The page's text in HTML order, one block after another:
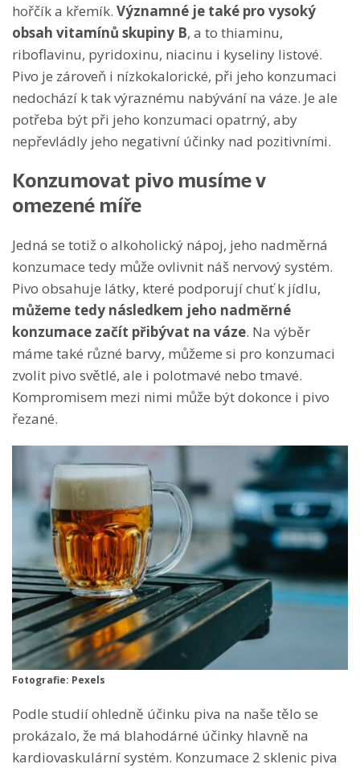
hořčík a křemík. Významné je také pro vysoký
obsah vitamínů skupiny B, a to thiaminu,
riboflavinu, pyridoxinu, niacinu i kyseliny listové.
Pivo je zároveň i nízkokalorické, při jeho konzumaci
nedochází k tak výraznému nabývání na váze. Je ale
potřeba být při jeho konzumaci opatrný, aby
nepřevládly jeho negativní účinky nad pozitivními.
Konzumovat pivo musíme v
omezené míře
Jedná se totiž o alkoholický nápoj, jeho nadměrná
konzumace tedy může ovlivnit náš nervový systém.
Pivo obsahuje látky, které podporují chuť k jídlu,
můžeme tedy následkem jeho nadměrné
konzumace začít přibývat na váze. Na výběr
máme také různé barvy, můžeme si pro konzumaci
zvolit pivo světlé, ale i polotmavé nebo tmavé.
Kompromisem mezi nimi může být dokonce i pivo
řezané.
Fotografie: Pexels
Podle studií ohledně účinku piva na naše tělo se
prokázalo, že má blahodárné účinky hlavně na
kardiovaskulární systém. Konzumace 2 sklenic piva